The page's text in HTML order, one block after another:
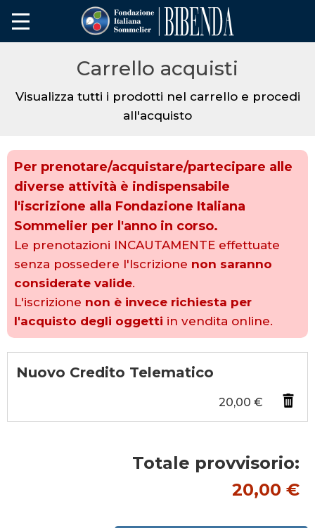
Carrello acquisti
Visualizza tutti i prodotti nel carrello e procedi
all'acquisto
Per prenotare/acquistare/partecipare alle
diverse attività è indispensabile
l'iscrizione alla Fondazione Italiana
Sommelier per l'anno in corso.
Le prenotazioni INCAUTAMENTE effettuate
senza possedere l'Iscrizione non saranno
considerate valide.
L'iscrizione non è invece richiesta per
l'acquisto degli oggetti in vendita online.
Nuovo Credito Telematico
20,00 €
Totale provvisorio:
20,00 €